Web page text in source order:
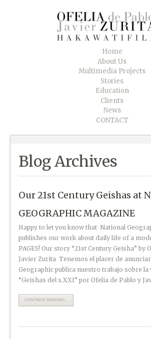
Home
About Us
Multimedia Projects
Stories
Education
Clients
News
CONTACT
Blog Archives
Our 21st Century Geishas at
GEOGRAPHIC MAGAZINE
Happy to let you know that National
publishes our work about daily life of a
PAGES! Our story “21st Century Geisha” by
Javier Zurita Tenemos el placer de
Geographic publica nuestro trabajo sobre la
“Geishas del s.XXI” por Ofelia de Pablo y
CONTINUE READING...